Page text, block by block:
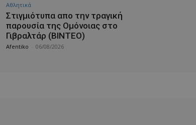
Αθλητικά
Στιγμιότυπα απο την τραγική
παρουσία της Ομόνοιας στο
Γιβραλτάρ (ΒΙΝΤΕΟ)
Afentiko 06/08/2026